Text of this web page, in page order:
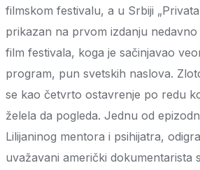
filmskom festivalu, a u Srbiji
prikazan na prvom izdanju
film festivala, koga je sačinjavao
program, pun svetskih naslova.
se kao četvrto ostavrenje po redu
želela da pogleda. Jednu od
Lilijaninog mentora i psihijatra,
uvažavani američki dokumentarista